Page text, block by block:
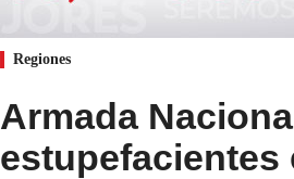
Regiones
Armada
estupefacientes